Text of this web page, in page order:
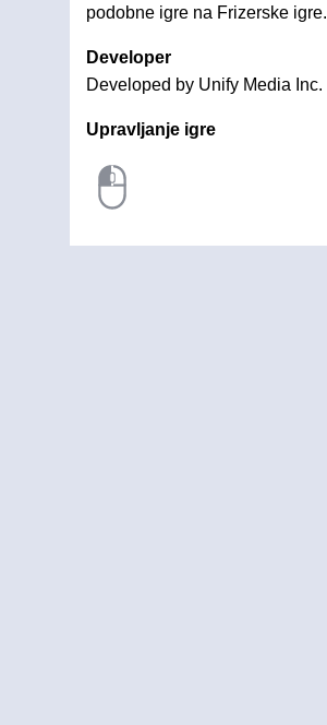
podobne igre na Frizerske igre.
Developer
Developed by Unify Media Inc.
Upravljanje igre